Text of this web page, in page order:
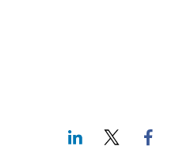
LinkedIn